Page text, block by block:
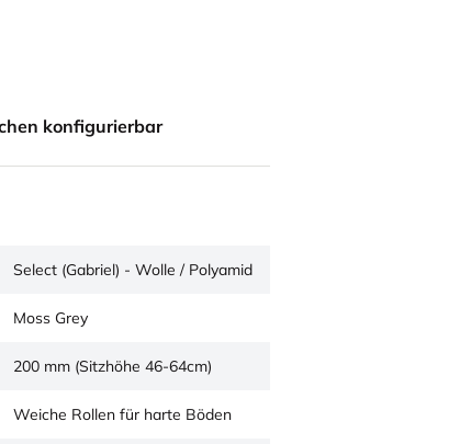
konfigurierbar
Select (Gabriel) - Wolle / Polyamid
Moss Grey
200 mm (Sitzhöhe 46-64cm)
Weiche Rollen für harte Böden